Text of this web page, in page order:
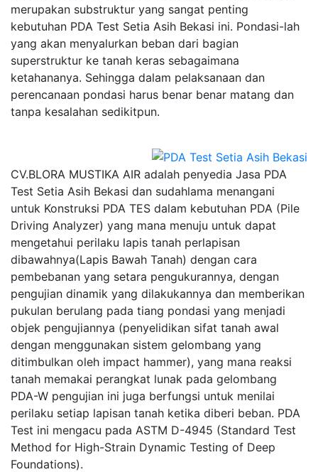
merupakan substruktur yang sangat penting
kebutuhan PDA Test Setia Asih Bekasi ini. Pondasi-lah
yang akan menyalurkan beban dari bagian
superstruktur ke tanah keras sebagaimana
ketahananya. Sehingga dalam pelaksanaan dan
perencanaan pondasi harus benar benar matang dan
tanpa kesalahan sedikitpun.
CV.BLORA MUSTIKA AIR adalah penyedia Jasa PDA
Test Setia Asih Bekasi dan sudahlama menangani
untuk Konstruksi PDA TES dalam kebutuhan PDA (Pile
Driving Analyzer) yang mana menuju untuk dapat
mengetahui perilaku lapis tanah perlapisan
dibawahnya(Lapis Bawah Tanah) dengan cara
pembebanan yang setara pengukurannya, dengan
pengujian dinamik yang dilakukannya dan memberikan
pukulan berulang pada tiang pondasi yang menjadi
objek pengujiannya (penyelidikan sifat tanah awal
dengan menggunakan sistem gelombang yang
ditimbulkan oleh impact hammer), yang mana reaksi
tanah memakai perangkat lunak pada gelombang
PDA-W pengujian ini juga berfungsi untuk menilai
perilaku setiap lapisan tanah ketika diberi beban. PDA
Test ini mengacu pada ASTM D-4945 (Standard Test
Method for High-Strain Dynamic Testing of Deep
Foundations).